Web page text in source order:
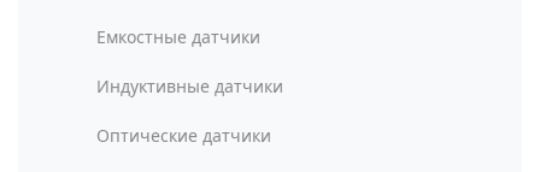
Емкостные датчики
Индуктивные датчики
Оптические датчики